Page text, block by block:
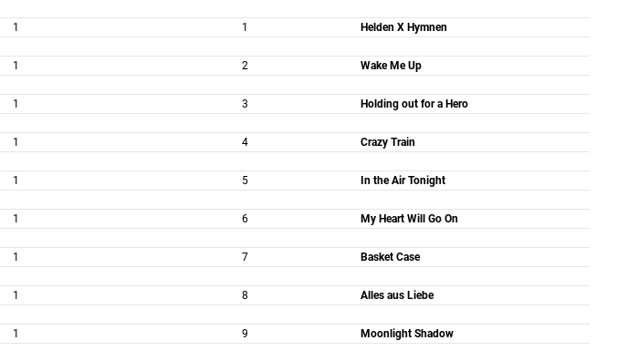
1 1 Helden X Hymnen
1 2 Wake Me Up
1 3 Holding out for a Hero
1 4 Crazy Train
1 5 In the Air Tonight
1 6 My Heart Will Go On
1 7 Basket Case
1 8 Alles aus Liebe
1 9 Moonlight Shadow